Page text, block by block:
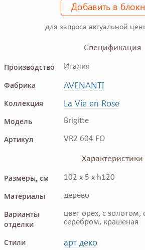
Добавить в
для запроса актуальной
Спецификация
Производство
Италия
Фабрика AVENANTI
Коллекция La Vie en Rose
Модель Brigitte
Артикул VR2 604 FO
Характеристики
Размеры, см
102 x 5 x h120
Материалы дерево
Варианты
отделки
цвет орех, с золотом,
серебром, крашеная
Стили арт деко